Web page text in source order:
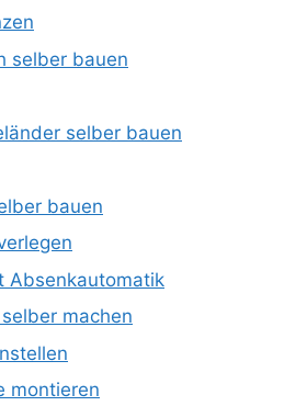
selber bauen
selber bauen
bauen
Absenkautomatik
machen
montieren